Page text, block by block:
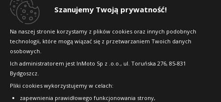
Szanujemy Twoją prywatność!
Na naszej stronie korzystamy z plików cookies oraz innych podobnych
technologii, które mogą wiązać się z przetwarzaniem Twoich danych
osobowych.
Ich administratorem jest InMoto Sp z .o.o., ul. Toruńska 276, 85-831
Bydgoszcz.
Pliki cookies wykorzystujemy w celach:
zapewnienia prawidłowego funkcjonowania strony,
Dlaczego warto kupić w 24opony.pl
Raty
FAQ
OFICJALNY PARTNER